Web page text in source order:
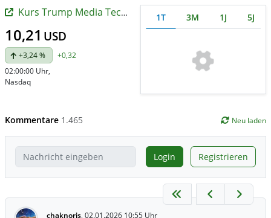
Kurs Trump Media Technology
10,21 USD
+3,24 %
+0,32
02:00:00 Uhr,
Nasdaq
1T 3M 1J 5J
Kommentare 1.465 Neu laden
Login Registrieren
chaknoris, 02.01.2026 10:55 Uhr